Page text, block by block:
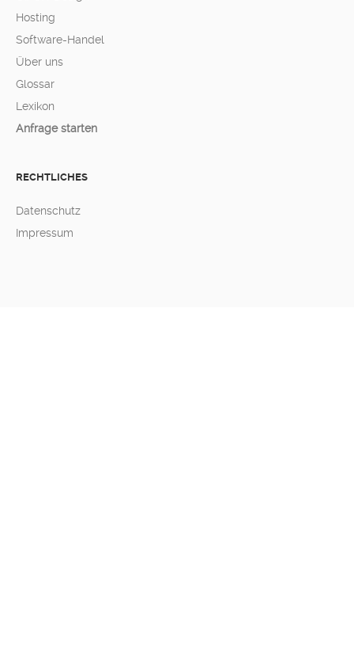
Hosting
Software-Handel
Über uns
Glossar
Lexikon
Anfrage starten
RECHTLICHES
Datenschutz
Impressum